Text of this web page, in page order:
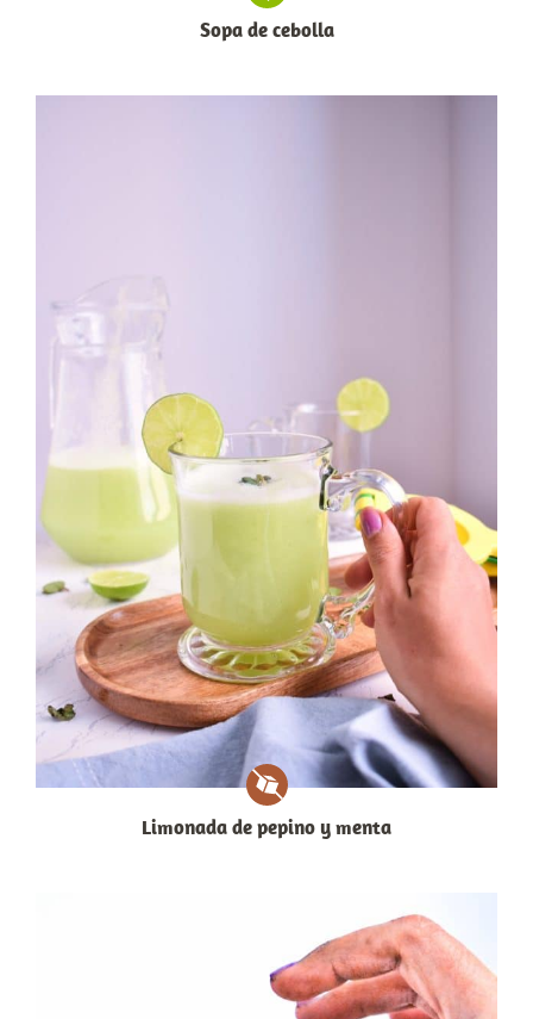
Sopa de cebolla
Limonada de pepino y menta